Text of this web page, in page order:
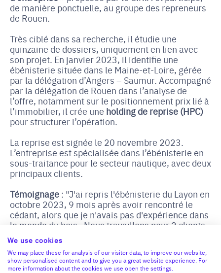
de manière ponctuelle, au groupe des repreneurs
de Rouen.
Très ciblé dans sa recherche, il étudie une
quinzaine de dossiers, uniquement en lien avec
son projet. En janvier 2023, il identifie une
ébénisterie située dans le Maine-et-Loire, gérée
par la délégation d’Angers – Saumur. Accompagné
par la délégation de Rouen dans l’analyse de
l’offre, notamment sur le positionnement prix lié à
l’immobilier, il crée une holding de reprise (HPC)
pour structurer l’opération.
La reprise est signée le 20 novembre 2023.
L’entreprise est spécialisée dans l’ébénisterie en
sous-traitance pour le secteur nautique, avec deux
principaux clients.
Témoignage : "J'ai repris l'ébénisterie du Layon en
octobre 2023, 9 mois après avoir rencontré le
cédant, alors que je n'avais pas d'expérience dans
le monde du bois. ​ Nous travaillons pour 2 clients
en sous-traitance dans le nautisme. ​ L'enjeu de ma
reprise va être de faire grandir l'entreprise en
diversifiant mon secteur et mes clients. Je suis
plus motivé que jamais !​"
We use cookies
We may place these for analysis of our visitor data, to improve our website,
show personalised content and to give you a great website experience. For
more information about the cookies we use open the settings.